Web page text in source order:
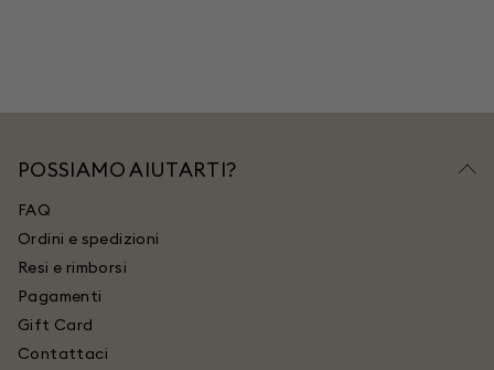
POSSIAMO AIUTARTI?
FAQ
Ordini e spedizioni
Resi e rimborsi
Pagamenti
Gift Card
Contattaci